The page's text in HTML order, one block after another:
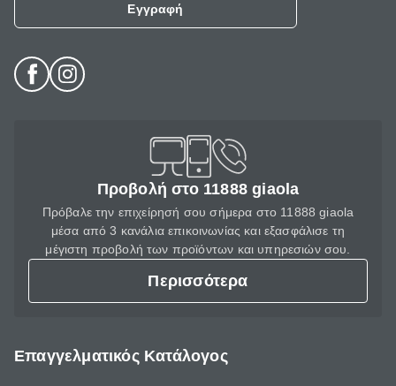
Εγγραφή
Προβολή στο 11888 giaola
Πρόβαλε την επιχείρησή σου σήμερα στο 11888 giaola
μέσα από 3 κανάλια επικοινωνίας και εξασφάλισε τη
μέγιστη προβολή των προϊόντων και υπηρεσιών σου.
Περισσότερα
Επαγγελματικός Κατάλογος